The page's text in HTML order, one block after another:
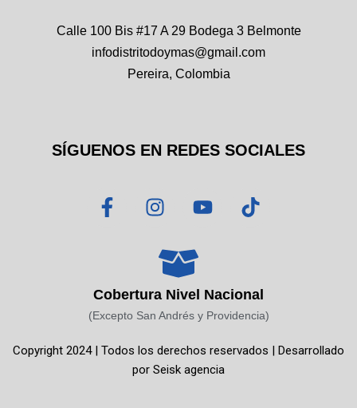
Calle 100 Bis #17 A 29 Bodega 3 Belmonte
infodistritodoymas@gmail.com
Pereira, Colombia
SÍGUENOS EN REDES SOCIALES
F
a
o
o
-
I
n
t
a
g
r
m
Y
o
b
e
T
i
k
Cobertura Nivel Nacional
(Excepto San Andrés y Providencia)
Copyright 2024 | Todos los derechos reservados | Desarrollado
por Seisk agencia